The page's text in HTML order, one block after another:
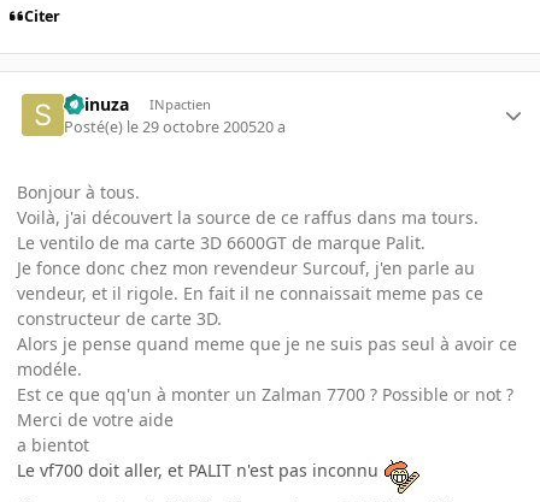
Citer
Shinuza INpactien
Posté(e) le 29 octobre 200520 a
Bonjour à tous.
Voilà, j'ai découvert la source de ce raffus dans ma tours.
Le ventilo de ma carte 3D 6600GT de marque Palit.
Je fonce donc chez mon revendeur Surcouf, j'en parle au
vendeur, et il rigole. En fait il ne connaissait meme pas ce
constructeur de carte 3D.
Alors je pense quand meme que je ne suis pas seul à avoir ce
modéle.
Est ce que qq'un à monter un Zalman 7700 ? Possible or not ?
Merci de votre aide
a bientot
Le vf700 doit aller, et PALIT n'est pas inconnu